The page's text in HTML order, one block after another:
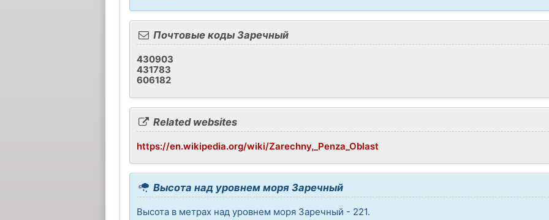
Почтовые коды Заречный
430903
431783
606182
Related websites
https://en.wikipedia.org/wiki/Zarechny,_Penza_Oblast
Высота над уровнем моря Заречный
Высота в метрах над уровнем моря Заречный - 221.